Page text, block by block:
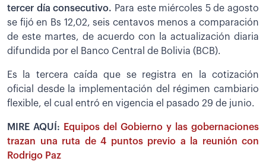
tercer día consecutivo. Para este miércoles 5 de agosto
se fijó en Bs 12,02, seis centavos menos a comparación
de este martes, de acuerdo con la actualización diaria
difundida por el Banco Central de Bolivia (BCB).
Es la tercera caída que se registra en la cotización
oficial desde la implementación del régimen cambiario
flexible, el cual entró en vigencia el pasado 29 de junio.
MIRE AQUÍ:
Equipos del Gobierno y las gobernaciones
trazan una ruta de 4 puntos previo a la reunión con
Rodrigo Paz